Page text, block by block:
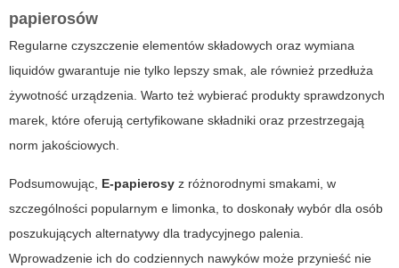
papierosów
Regularne czyszczenie elementów składowych oraz wymiana
liquidów gwarantuje nie tylko lepszy smak, ale również przedłuża
żywotność urządzenia. Warto też wybierać produkty sprawdzonych
marek, które oferują certyfikowane składniki oraz przestrzegają
norm jakościowych.
Podsumowując, E-papierosy z różnorodnymi smakami, w
szczególności popularnym e limonka , to doskonały wybór dla osób
poszukujących alternatywy dla tradycyjnego palenia.
Wprowadzenie ich do codziennych nawyków może przynieść nie